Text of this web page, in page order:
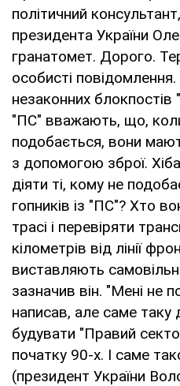
політичний
президента України
гранатомет. Дорого.
особисті
незаконних
"ПС" вважають, що,
подобається, вони
з допомогою зброї.
діяти ті, кому не
гопників із "ПС"? Хто
трасі і перевіряти
кілометрів від лінії
виставляють
зазначив він. "Мені не
написав, але саме
будувати "Правий
початку 90-х. І саме
(президент України